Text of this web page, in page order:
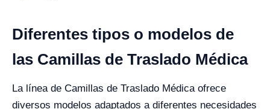
Diferentes tipos o modelos de
las Camillas de Traslado Médica
La línea de Camillas de Traslado Médica ofrece
diversos modelos adaptados a diferentes necesidades